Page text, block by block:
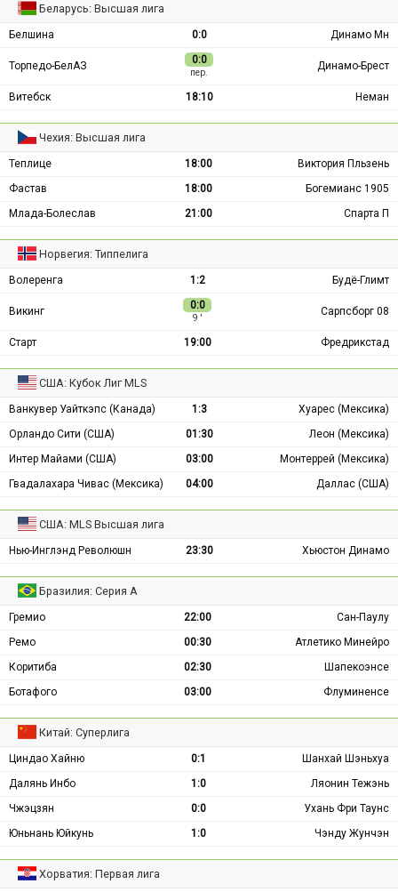
Беларусь: Высшая лига
Белшина 0:0 Динамо Мн
Торпедо-БелАЗ 0:0
пер.
Динамо-Брест
Витебск 18:10 Неман
Чехия: Высшая лига
Теплице 18:00
Виктория Пльзень
Фастав
18:00
Богемианс 1905
Млада-Болеслав
21:00 Спарта П
Норвегия: Типпелига
Волеренга 1:2 Будё-Глимт
Викинг 0:0
9 ′
Сарпсборг 08
Старт 19:00 Фредрикстад
США: Кубок Лиг MLS
Ванкувер Уайткэпс (Канада) 1:3
Хуарес (Мексика)
Орландо Сити (США)
01:30
Леон (Мексика)
Интер Майами (США)
03:00
Монтеррей (Мексика)
Гвадалахара Чивас (Мексика)
04:00 Даллас (США)
США: MLS Высшая лига
Нью-Инглэнд Революшн 23:30 Хьюстон Динамо
Бразилия: Серия А
Гремио 22:00
Сан-Паулу
Ремо
00:30
Атлетико Минейро
Коритиба
02:30
Шапекоэнсе
Ботафого
03:00 Флуминенсе
Китай: Суперлига
Циндао Хайню 0:1
Шанхай Шэньхуа
Далянь Инбо
1:0
Ляонин Тежэнь
Чжэцзян
0:0
Ухань Фри Таунс
Юньнань Юйкунь
1:0 Чэнду Жунчэн
Хорватия: Первая лига